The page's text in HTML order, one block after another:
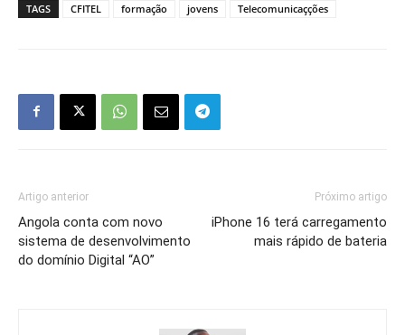
TAGS CFITEL formação jovens Telecomunicaçções
Artigo anterior
Angola conta com novo
sistema de desenvolvimento
do domínio Digital “AO”
Próximo artigo
iPhone 16 terá carregamento
mais rápido de bateria